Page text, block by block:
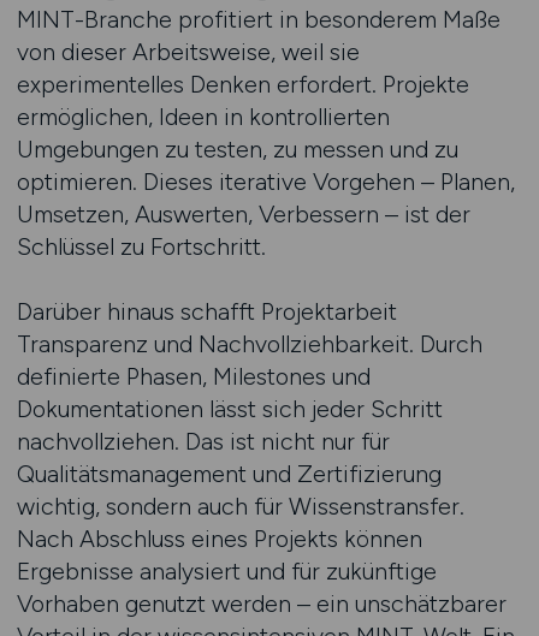
MINT-Branche profitiert in besonderem Maße
von dieser Arbeitsweise, weil sie
experimentelles Denken erfordert. Projekte
ermöglichen, Ideen in kontrollierten
Umgebungen zu testen, zu messen und zu
optimieren. Dieses iterative Vorgehen – Planen,
Umsetzen, Auswerten, Verbessern – ist der
Schlüssel zu Fortschritt.
Darüber hinaus schafft Projektarbeit
Transparenz und Nachvollziehbarkeit. Durch
definierte Phasen, Milestones und
Dokumentationen lässt sich jeder Schritt
nachvollziehen. Das ist nicht nur für
Qualitätsmanagement und Zertifizierung
wichtig, sondern auch für Wissenstransfer.
Nach Abschluss eines Projekts können
Ergebnisse analysiert und für zukünftige
Vorhaben genutzt werden – ein unschätzbarer